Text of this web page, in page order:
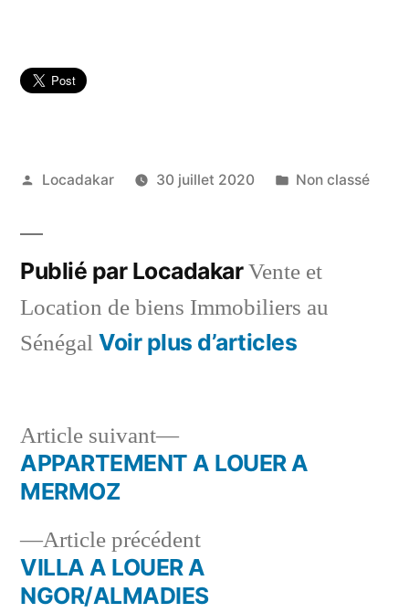
Publié
Locadakar 30 juillet 2020
Publié
Non classé
Publié par LocadakarVente et
Location de biens Immobiliers au
Sénégal Voir plus d’articles
Navigation
l’article
Article précédentArticle
précédent :
VILLA A LOUER A
NGOR/ALMADIES
Article suivant
Article
suivant :
APPARTEMENT A LOUER A
MERMOZ